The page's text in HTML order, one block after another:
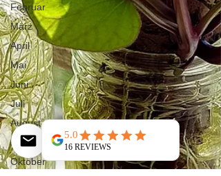
Februar
März
April
Mai
Juni
Juli
August
September
Oktober